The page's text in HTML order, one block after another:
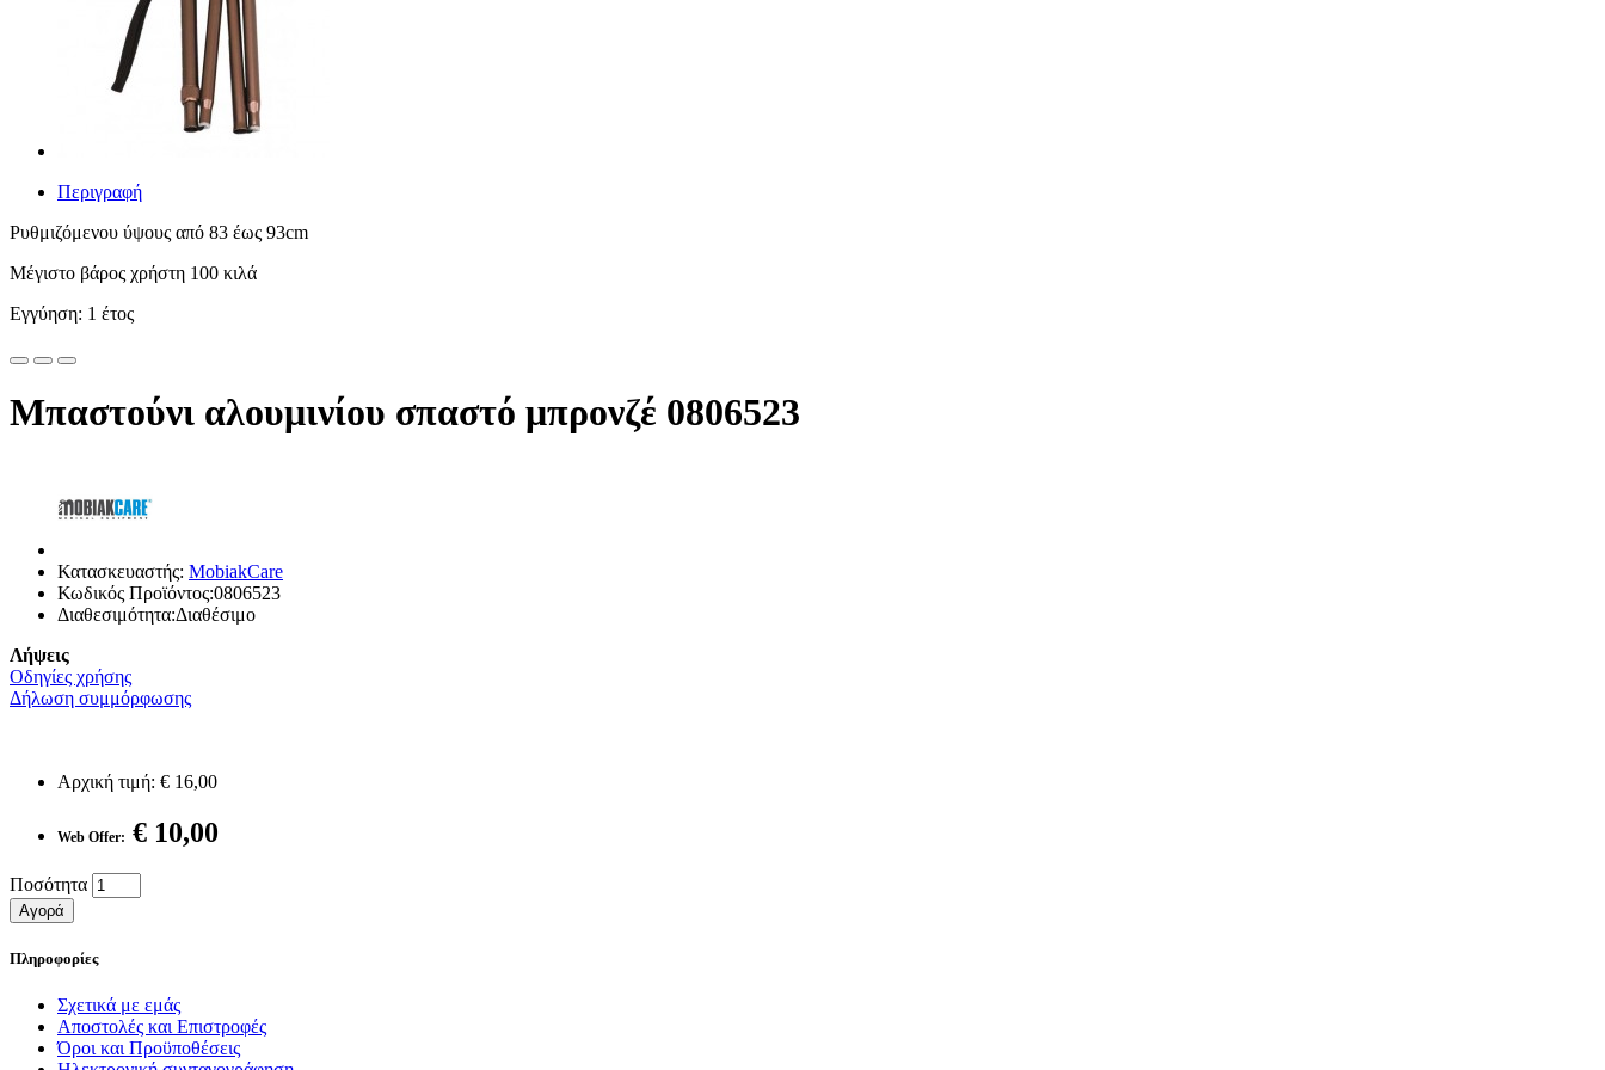
Περιγραφή
Ρυθμιζόμενου ύψους από 83 έως 93cm
Μέγιστο βάρος χρήστη 100 κιλά
Εγγύηση: 1 έτος
Μπαστούνι αλουμινίου σπαστό μπρονζέ 0806523
Κατασκευαστής: MobiakCare
Κωδικός Προϊόντος:0806523
Διαθεσιμότητα:Διαθέσιμο
Λήψεις
Οδηγίες χρήσης
Δήλωση συμμόρφωσης
Αρχική τιμή: € 16,00
Web Offer: € 10,00
Ποσότητα
Αγορά
Πληροφορίες
Σχετικά με εμάς
Αποστολές και Επιστροφές
Όροι και Προϋποθέσεις